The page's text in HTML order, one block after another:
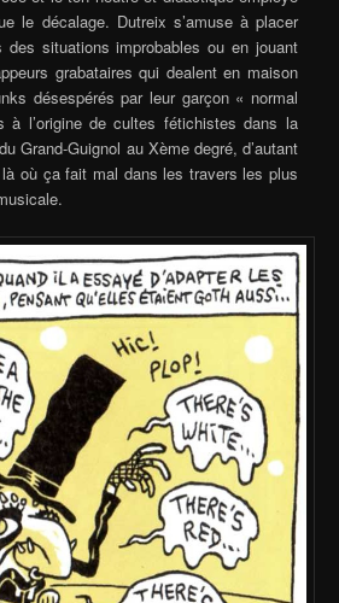
le décalage. Dutreix s’amuse à placer
des situations improbables ou en jouant
grabataires qui dealent en maison
désespérés par leur garçon « normal
à l’origine de cultes fétichistes dans la
Grand-Guignol au Xème degré, d’autant
où ça fait mal dans les travers les plus